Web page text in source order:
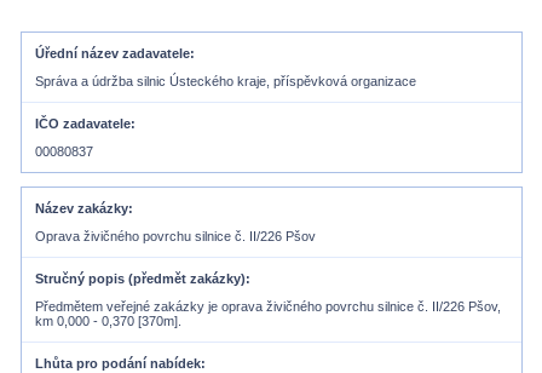
Úřední název zadavatele
Správa a údržba silnic Ústeckého kraje, příspěvková organizace
IČO zadavatele
00080837
Název zakázky
Oprava živičného povrchu silnice č. II/226 Pšov
Stručný popis (předmět zakázky)
Předmětem veřejné zakázky je oprava živičného povrchu silnice č. II/226 Pšov,
km 0,000 - 0,370 [370m].
Lhůta pro podání nabídek